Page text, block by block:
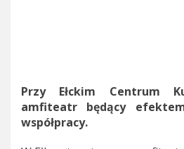
Przy Ełckim Centrum
amfiteatr będący
współpracy.